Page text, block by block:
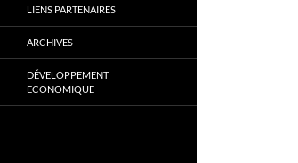
LIENS PARTENAIRES
ARCHIVES
DÉVELOPPEMENT
ECONOMIQUE